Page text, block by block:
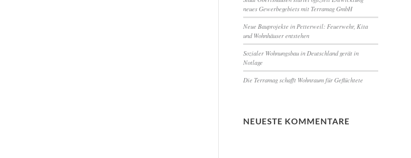
neues Gewerbegebiets mit Terramag GmbH
Neue Bauprojekte in Petterweil: Feuerwehr, Kita
und Wohnhäuser entstehen
Sozialer Wohnungsbau in Deutschland gerät in
Notlage
Die Terramag schafft Wohnraum für Geflüchtete
NEUESTE KOMMENTARE